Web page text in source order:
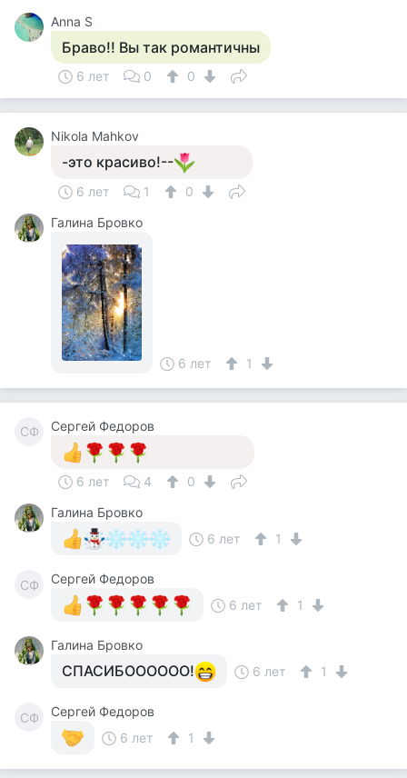
Anna S
Браво!! Вы так романтичны
6 лет 0 0
Nikola Mahkov
-это красиво!--
6 лет 1
0
Галина Бровко
6 лет 1
СФ Сергей Федоров
6 лет 4
0
Галина Бровко
6 лет
1
СФ
Сергей Федоров
6 лет
1
Галина Бровко
СПАСИБОООООО! 6 лет 1
СФ
Сергей Федоров
6 лет
1